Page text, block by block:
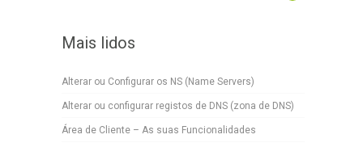
Mais lidos
Alterar ou Configurar os NS (Name Servers)
Alterar ou configurar registos de DNS (zona de DNS)
Área de Cliente – As suas Funcionalidades